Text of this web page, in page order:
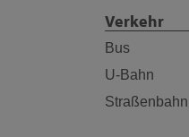
Verkehr
Bus
U-Bahn